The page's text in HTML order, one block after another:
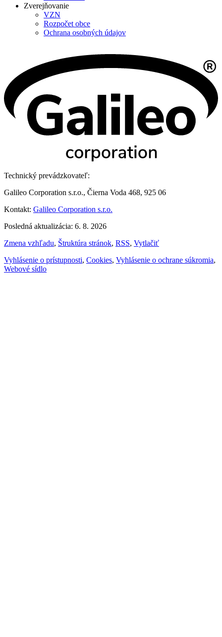
Zverejňovanie
VZN
Rozpočet obce
Ochrana osobných údajov
Technický prevádzkovateľ:
Galileo Corporation s.r.o., Čierna Voda 468, 925 06
Kontakt: Galileo Corporation s.r.o.
Posledná aktualizácia: 6. 8. 2026
Zmena vzhľadu, Štruktúra stránok, RSS, Vytlačiť
Vyhlásenie o prístupnosti, Cookies, Vyhlásenie o ochrane súkromia,
Webové sídlo